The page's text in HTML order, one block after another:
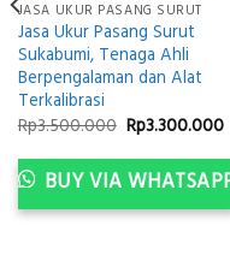
JASA UKUR PASANG SURUT
Jasa Ukur Pasang Surut
Sukabumi, Tenaga Ahli
Berpengalaman dan Alat
Terkalibrasi
Rp3.500.000 Original
price
was:
Rp3.500.000.
Rp3.300.000
BUY VIA